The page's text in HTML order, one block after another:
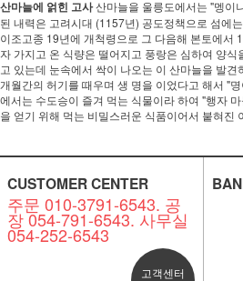
산마늘에 얽힌 고사산마늘을 울릉도에서는 "멩이
된 내력은 고려시대 (1157년) 공도정책으로 섬에
이조고종 19년에 개척령으로 그 다음해 본토에서
자 가지고 온 식량은 떨어지고 풍랑은 심하여 양
고 있는데 눈속에서 싹이 나오는 이 산마늘을 발
개월간의 허기를 때우며 생 명을 이었다고 해서 "
에서는 수도승이 즐겨 먹는 식물이라 하여 "행자
을 얻기 위해 먹는 비밀스러운 식품이어서 붙혀진
CUSTOMER CENTER
주문 010-3791-6543. 공
장 054-791-6543. 사무실
054-252-6543
고객센터